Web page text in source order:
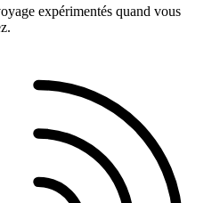
expérimentés quand vous